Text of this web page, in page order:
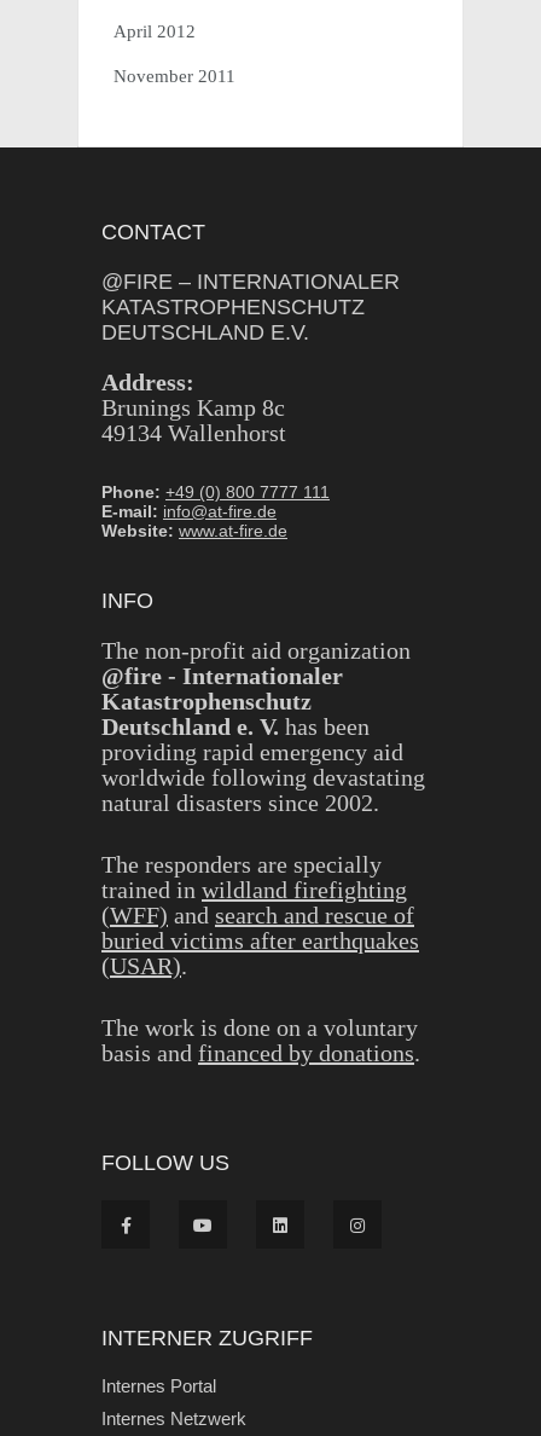
April 2012
November 2011
CONTACT
@FIRE – INTERNATIONALER
KATASTROPHENSCHUTZ
DEUTSCHLAND E.V.
Address:
Brunings Kamp 8c
49134 Wallenhorst
Phone: +49 (0) 800 7777 111
E-mail: info@at-fire.de
Website: www.at-fire.de
INFO
The non-profit aid organization
@fire - Internationaler
Katastrophenschutz
Deutschland e. V. has been
providing rapid emergency aid
worldwide following devastating
natural disasters since 2002.
The responders are specially
trained in wildland firefighting
(WFF) and search and rescue of
buried victims after earthquakes
(USAR).
The work is done on a voluntary
basis and financed by donations.
FOLLOW US
INTERNER ZUGRIFF
Internes Portal
Internes Netzwerk